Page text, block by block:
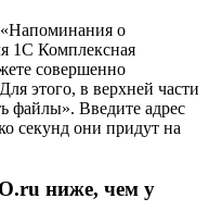
о
1С Комплексная
совершенно
этого, в верхней части
файлы». Введите адрес
секунд они придут на
ниже, чем у